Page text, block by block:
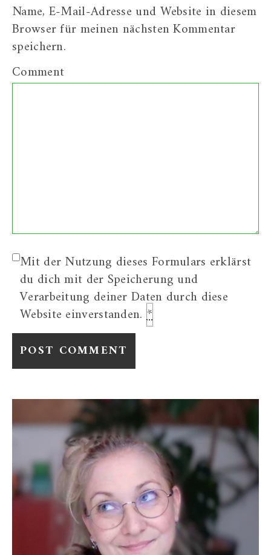
Name, E-Mail-Adresse und Website in diesem
Browser für meinen nächsten Kommentar
speichern.
Comment
Mit der Nutzung dieses Formulars erklärst
du dich mit der Speicherung und
Verarbeitung deiner Daten durch diese
Website einverstanden. *